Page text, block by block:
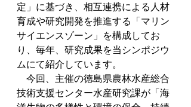
定」に基づき、相互連携による人材
育成や研究開発を推進する「マリン
サイエンスゾーン」を構成してお
り、毎年、研究成果を当シンポジウ
ムにて紹介しています。
今回、主催の徳島県農林水産総合
技術支援センター水産研究課が「海